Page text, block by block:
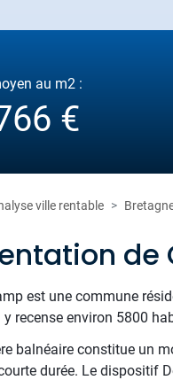
au m2 :
€
ville rentable
est une commune
y recense environ 5800
balnéaire constitue un
durée. Le dispositif